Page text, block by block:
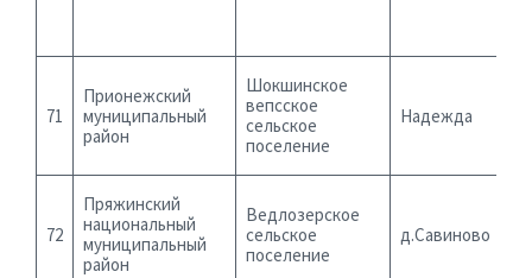
71
Прионежский
муниципальный
район
Шокшинское
вепсское
сельское
поселение
Надежда
72
Пряжинский
национальный
муниципальный
район
Ведлозерское
сельское
поселение
д.Савиново